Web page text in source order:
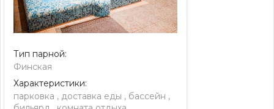
Тип парной:
Финская
Характеристики:
парковка , доставка еды , бассейн ,